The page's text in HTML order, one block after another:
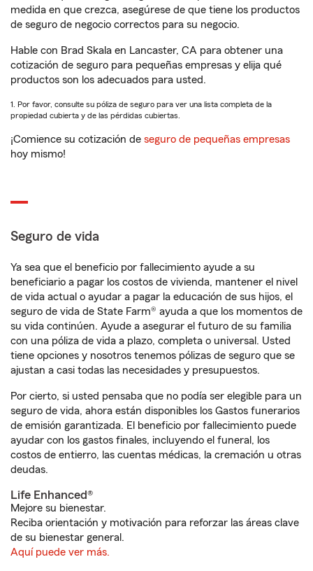
medida en que crezca, asegúrese de que tiene los productos
de seguro de negocio correctos para su negocio.
Hable con Brad Skala en Lancaster, CA para obtener una
cotización de seguro para pequeñas empresas y elija qué
productos son los adecuados para usted.
1. Por favor, consulte su póliza de seguro para ver una lista completa de la
propiedad cubierta y de las pérdidas cubiertas.
¡Comience su cotización de seguro de pequeñas empresas
hoy mismo!
Seguro de vida
Ya sea que el beneficio por fallecimiento ayude a su
beneficiario a pagar los costos de vivienda, mantener el nivel
de vida actual o ayudar a pagar la educación de sus hijos, el
seguro de vida de State Farm® ayuda a que los momentos de
su vida continúen. Ayude a asegurar el futuro de su familia
con una póliza de vida a plazo, completa o universal. Usted
tiene opciones y nosotros tenemos pólizas de seguro que se
ajustan a casi todas las necesidades y presupuestos.
Por cierto, si usted pensaba que no podía ser elegible para un
seguro de vida, ahora están disponibles los Gastos funerarios
de emisión garantizada. El beneficio por fallecimiento puede
ayudar con los gastos finales, incluyendo el funeral, los
costos de entierro, las cuentas médicas, la cremación u otras
deudas.
Life Enhanced®
Mejore su bienestar.
Reciba orientación y motivación para reforzar las áreas clave
de su bienestar general.
Aquí puede ver más.